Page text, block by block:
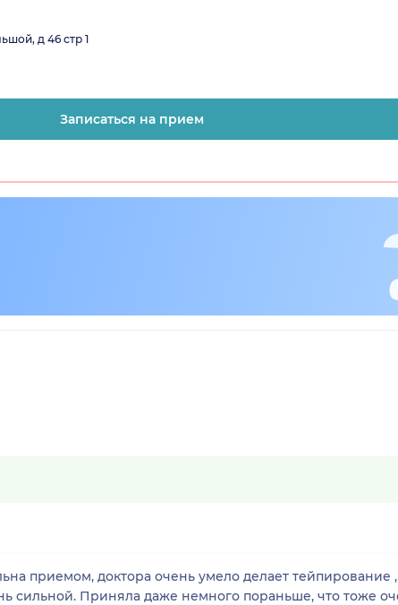
д 46 стр 1
Записаться на прием
приемом, доктора очень умело делает тейпирование
сильной. Приняла даже немного пораньше, что тоже